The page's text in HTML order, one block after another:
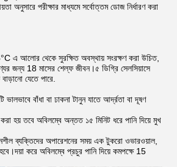
অনুসারে পরীক্ষার মাধ্যমে সর্বোত্তম ডোজ নির্ধারণ করা
এ আলোর থেকে সুরক্ষিত অবস্থায় সংরক্ষণ করা উচিত,
জন্য 18 মাসের শেল্ফ জীবন।৫ ডিগ্রি সেলসিয়াসে
যেতে পারে.
ভালভাবে বাঁধা বা ঢাকনা টানুন যাতে আর্দ্রতা বা দূষণ
হয় তবে অবিলম্বে অন্তত ১৫ মিনিট ধরে পানি দিয়ে মুখ
ব্যক্তিদের অপারেশনের সময় এক টুকরো ওভারওয়াল,
করে অবিলম্বে প্রচুর পানি দিয়ে কমপক্ষে 15